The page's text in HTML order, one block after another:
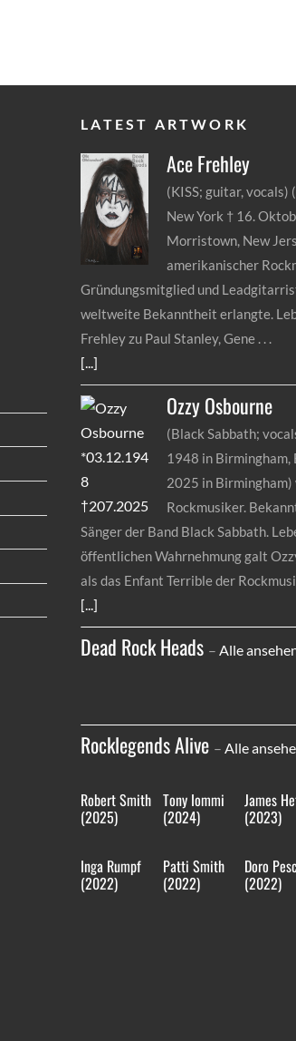
LATEST ARTWORK
AceFrehley
(KISS; guitar,
New York † 16.
Morristown, New
amerikanischer
Gründungsmitglied und
weltweite Bekanntheit erlangte.
Frehley zu Paul Stanley, Gene
[...]
OzzyOsbourne
(Black Sabbath;
1948 in Birmingham,
2025 in
Rockmusiker.
Sänger der Band Black Sabbath.
öffentlichen Wahrnehmung galt
als das Enfant Terrible der
[...]
Dead Rock Heads –Alle
Rocklegends Alive –Alle
Robert Smith
(2025)
Tony Iommi
(2024)
James
(2023)
Inga Rumpf
(2022)
Patti Smith
(2022)
Doro
(2022)